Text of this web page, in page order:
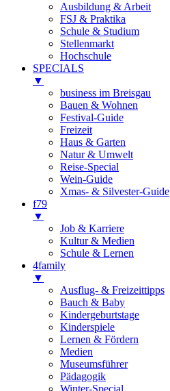
Ausbildung & Arbeit
FSJ & Praktika
Schule & Studium
Stellenmarkt
Hochschule
SPECIALS
▼
business im Breisgau
Bauen & Wohnen
Festival-Guide
Freizeit
Haus & Garten
Natur & Umwelt
Reise-Special
Wein-Guide
Xmas- & Silvester-Guide
f79
▼
Job & Karriere
Kultur & Medien
Schule & Lernen
4family
▼
Ausflug- & Freizeittipps
Bauch & Baby
Kindergeburtstage
Kinderspiele
Lernen & Fördern
Medien
Museumsführer
Pädagogik
Winter-Special